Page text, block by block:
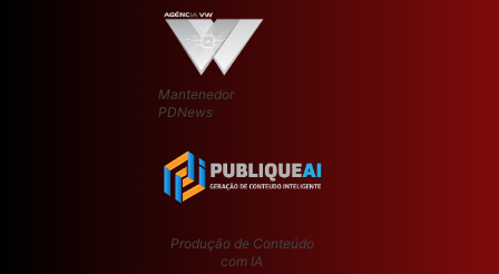
Mantenedor
PDNews
Produção de Conteúdo
com IA